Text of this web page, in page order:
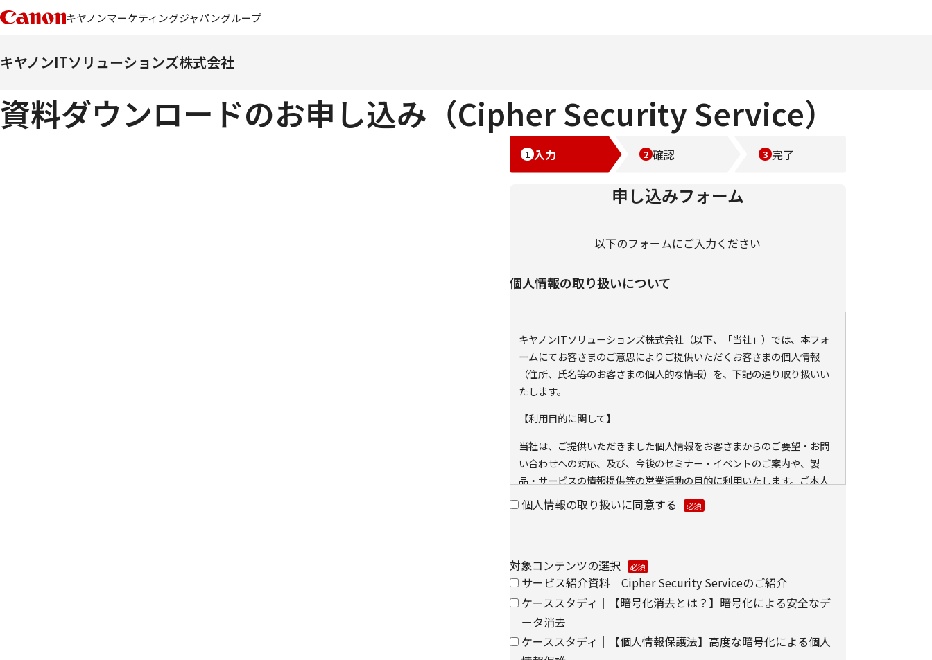
キヤノンマーケティングジャパングループ
キヤノンITソリューションズ株式会社
資料ダウンロードのお申し込み（Cipher Security Service）
入力 確認 完了
申し込みフォーム
以下のフォームにご入力ください
個人情報の取り扱いについて
キヤノンITソリューションズ株式会社（以下、「当社」）では、本フォ
ームにてお客さまのご意思によりご提供いただくお客さまの個人情報
（住所、氏名等のお客さまの個人的な情報）を、下記の通り取り扱いい
たします。
【利用目的に関して】
当社は、ご提供いただきました個人情報をお客さまからのご要望・お問
い合わせへの対応、及び、今後のセミナー・イベントのご案内や、製
品・サービスの情報提供等の営業活動の目的に利用いたします。ご本人
の同意なく利用目的以外に利用いたしません。
可能なアクセス履歴は、メールに設定したリンク先ページ、および当社
と当社のグループ会社が運営・開設するウェブページ内に限られます。
アクセス履歴は、市場分析、および、これに基づく販売促進活動のため
に利用します。
ウェブサイトにおける、お客さまアクセス情報の取り扱いについて。
個人情報の取り扱いに同意する
対象コンテンツの選択
サービス紹介資料｜Cipher Security Serviceのご紹介
ケーススタディ｜【暗号化消去とは？】暗号化による安全なデ
ータ消去
ケーススタディ｜【個人情報保護法】高度な暗号化による個人